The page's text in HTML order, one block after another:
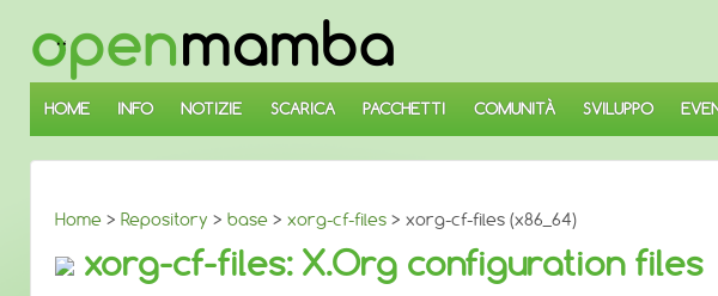
SALTA
AL
CONTENUTO
PRINCIPALE
HOME INFO NOTIZIE SCARICA PACCHETTI COMUNITÀ SVILUPPO
Home > Repository > base > xorg-cf-files > xorg-cf-files (x86_64)
xorg-cf-files: X.Org configuration files